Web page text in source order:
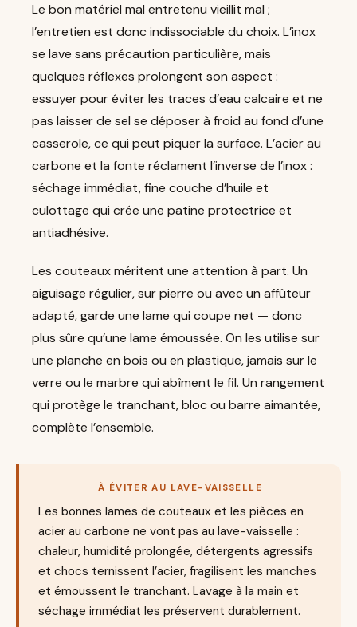
Le bon matériel mal entretenu vieillit mal ;
l’entretien est donc indissociable du choix. L’inox
se lave sans précaution particulière, mais
quelques réflexes prolongent son aspect :
essuyer pour éviter les traces d’eau calcaire et ne
pas laisser de sel se déposer à froid au fond d’une
casserole, ce qui peut piquer la surface. L’acier au
carbone et la fonte réclament l’inverse de l’inox :
séchage immédiat, fine couche d’huile et
culottage qui crée une patine protectrice et
antiadhésive.
Les couteaux méritent une attention à part. Un
aiguisage régulier, sur pierre ou avec un affûteur
adapté, garde une lame qui coupe net — donc
plus sûre qu’une lame émoussée. On les utilise sur
une planche en bois ou en plastique, jamais sur le
verre ou le marbre qui abîment le fil. Un rangement
qui protège le tranchant, bloc ou barre aimantée,
complète l’ensemble.
À ÉVITER AU LAVE-VAISSELLE
Les bonnes lames de couteaux et les pièces en
acier au carbone ne vont pas au lave-vaisselle :
chaleur, humidité prolongée, détergents agressifs
et chocs ternissent l’acier, fragilisent les manches
et émoussent le tranchant. Lavage à la main et
séchage immédiat les préservent durablement.